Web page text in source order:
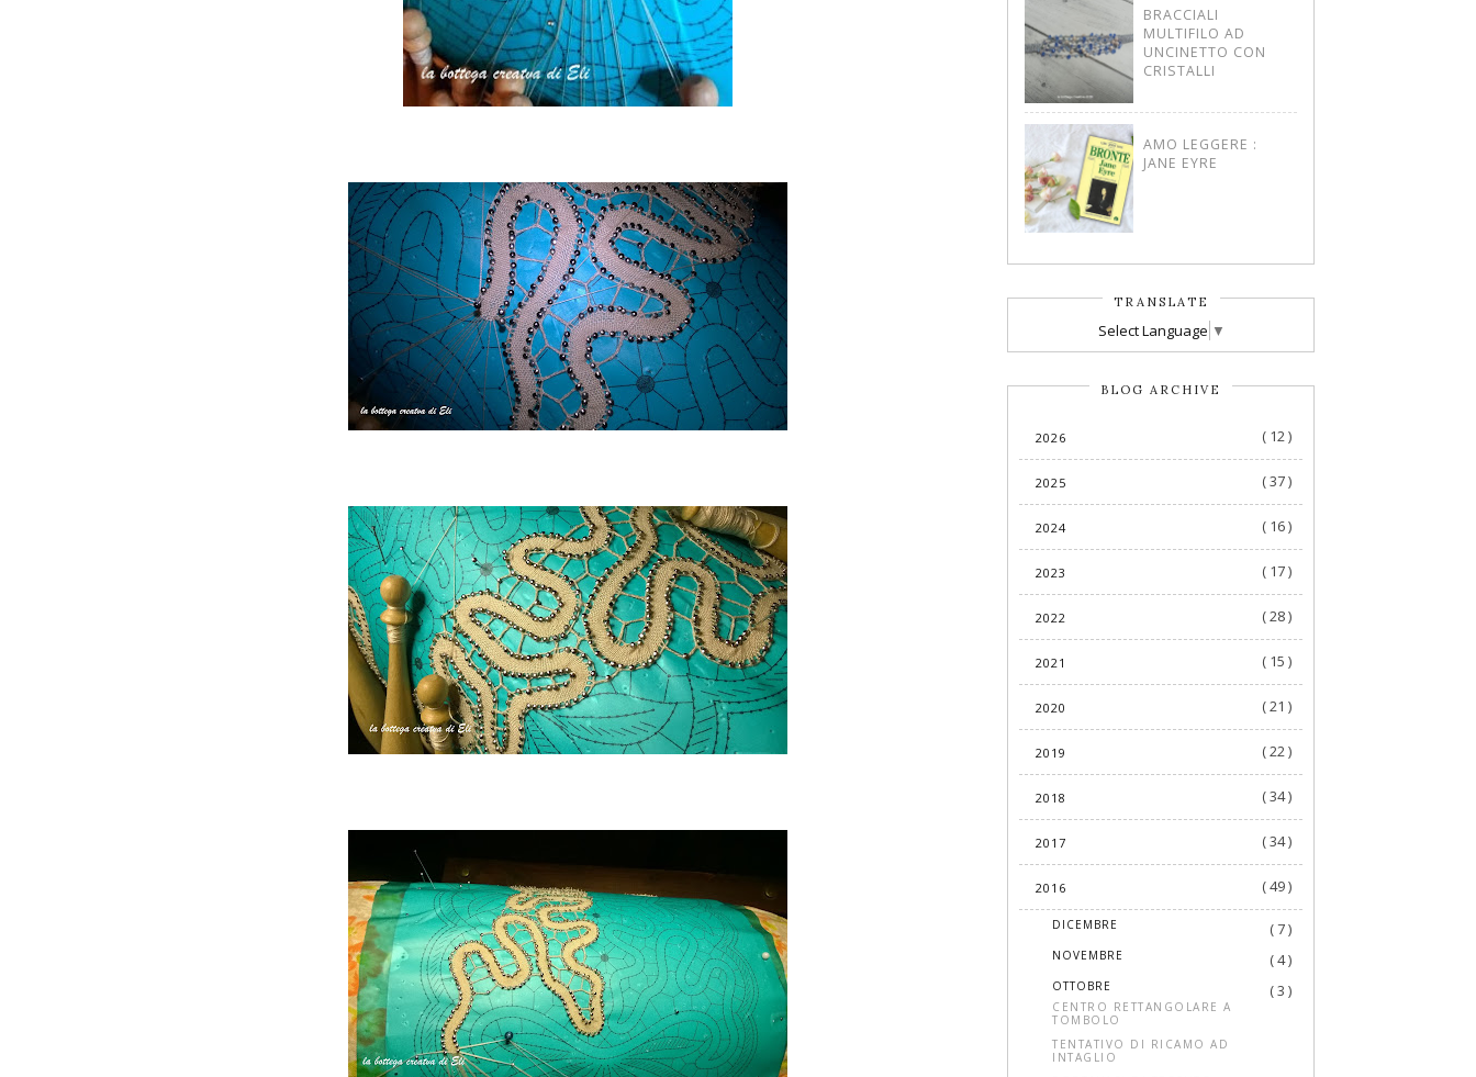
BRACCIALI
MULTIFILO AD
UNCINETTO CON
CRISTALLI
AMO LEGGERE :
JANE EYRE
TRANSLATE
Select Language ▼
BLOG ARCHIVE
2026 ( 12 )
2025 ( 37 )
2024 ( 16 )
2023 ( 17 )
2022 ( 28 )
2021 ( 15 )
2020 ( 21 )
2019 ( 22 )
2018 ( 34 )
2017 ( 34 )
2016 ( 49 )
DICEMBRE ( 7 )
NOVEMBRE ( 4 )
OTTOBRE ( 3 )
CENTRO RETTANGOLARE A
TOMBOLO
TENTATIVO DI RICAMO AD
INTAGLIO